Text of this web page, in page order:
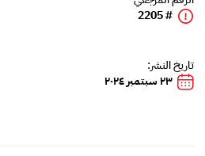
# 2205
تاريخ النشر:
٢٣ سبتمبر ٢٠٢٤